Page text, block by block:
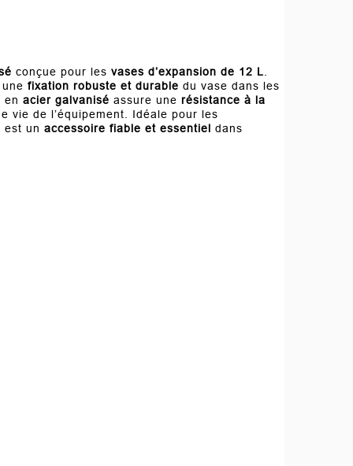
conçue pour les vases d’expansion de 12 L
fixation robuste et durable du vase dans les
en acier galvanisé assure une résistance à la
vie de l’équipement. Idéale pour les
est un accessoire fiable et essentiel dans